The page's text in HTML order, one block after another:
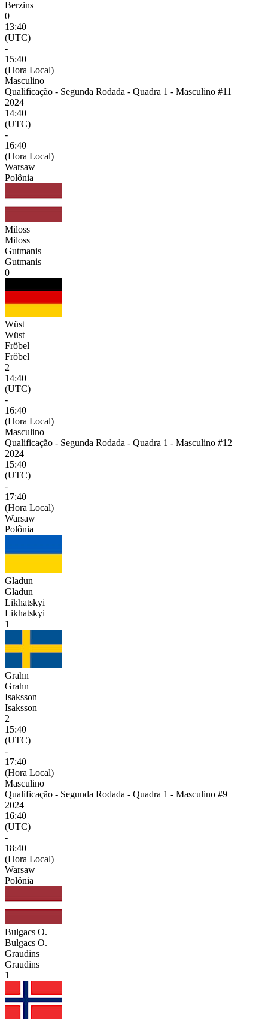
Berzins
0
13:40
(UTC)
-
15:40
(Hora Local)
Masculino
Qualificação - Segunda Rodada - Quadra 1 - Masculino #11
2024
14:40
(UTC)
-
16:40
(Hora Local)
Warsaw
Polônia
Miloss
Miloss
Gutmanis
Gutmanis
0
Wüst
Wüst
Fröbel
Fröbel
2
14:40
(UTC)
-
16:40
(Hora Local)
Masculino
Qualificação - Segunda Rodada - Quadra 1 - Masculino #12
2024
15:40
(UTC)
-
17:40
(Hora Local)
Warsaw
Polônia
Gladun
Gladun
Likhatskyi
Likhatskyi
1
Grahn
Grahn
Isaksson
Isaksson
2
15:40
(UTC)
-
17:40
(Hora Local)
Masculino
Qualificação - Segunda Rodada - Quadra 1 - Masculino #9
2024
16:40
(UTC)
-
18:40
(Hora Local)
Warsaw
Polônia
Bulgacs O.
Bulgacs O.
Graudins
Graudins
1